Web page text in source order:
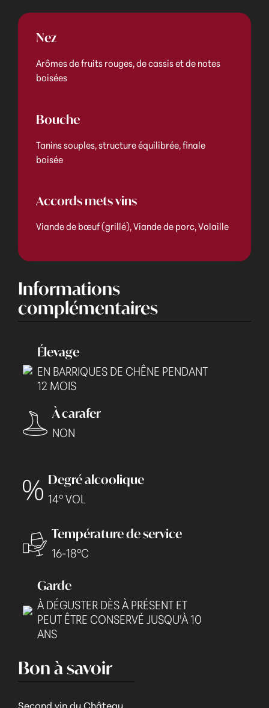
Nez
Arômes de fruits rouges, de cassis et de notes
boisées
Bouche
Tanins souples, structure équilibrée, finale
boisée
Accords mets vins
Viande de bœuf (grillé), Viande de porc, Volaille
Informations
complémentaires
Élevage
EN BARRIQUES DE CHÊNE PENDANT
12 MOIS
À carafer
NON
Degré alcoolique
14° VOL
Température de service
16-18°C
Garde
À DÉGUSTER DÈS À PRÉSENT ET
PEUT ÊTRE CONSERVÉ JUSQU'À 10
ANS
Bon à savoir